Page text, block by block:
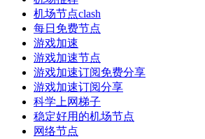
机场节点clash
每日免费节点
游戏加速
游戏加速节点
游戏加速订阅免费分享
游戏加速订阅分享
科学上网梯子
稳定好用的机场节点
网络节点